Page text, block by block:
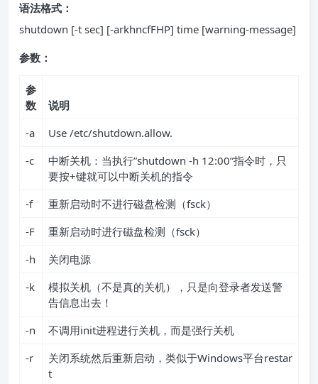
语法格式：
shutdown [-t sec] [-arkhncfFHP] time [warning-message]
参数：
参
数
说明
-a
Use /etc/shutdown.allow.
-c
中断关机：当执行”shutdown -h 12:00”指令时，只
要按+键就可以中断关机的指令
-f
重新启动时不进行磁盘检测（fsck）
-F
重新启动时进行磁盘检测（fsck）
-h
关闭电源
-k
模拟关机（不是真的关机），只是向登录者发送警
告信息出去！
-n
不调用init进程进行关机，而是强行关机
-r
关闭系统然后重新启动，类似于Windows平台restar
t